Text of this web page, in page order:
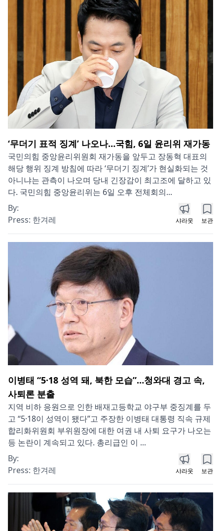
‘무더기 표적 징계’ 나오나…국힘, 6일 윤리위 재가동
국민의힘 중앙윤리위원회 재가동을 앞두고 장동혁 대표의
해당 행위 징계 방침에 따라 ‘무더기 징계’가 현실화되는 것
아니냐는 관측이 나오며 당내 긴장감이 최고조에 달하고 있
다. 국민의힘 중앙윤리위는 6일 오후 전체회의...
By:
Press: 한겨레 샤라웃 보관
이병태 “5·18 성역 돼, 북한 모습”…청와대 경고 속,
사퇴론 분출
지역 비하 응원으로 인한 배재고등학교 야구부 중징계를 두
고 “5·18이 성역이 됐다”고 주장한 이병태 대통령 직속 규제
합리화위원회 부위원장에 대한 여권 내 사퇴 요구가 나오는
등 논란이 계속되고 있다. 총리급인 이 ...
By:
Press: 한겨레 샤라웃 보관